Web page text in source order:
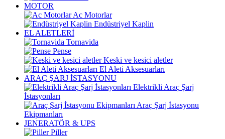
MOTOR
Ac Motorlar
Endüstriyel Kaplin
EL ALETLERİ
Tornavida
Pense
Keski ve kesici aletler
El Aleti Aksesuarları
ARAÇ ŞARJ İSTASYONU
Elektrikli Araç Şarj
İstasyonları
Araç Şarj İstasyonu
Ekipmanları
JENERATÖR & UPS
Piller